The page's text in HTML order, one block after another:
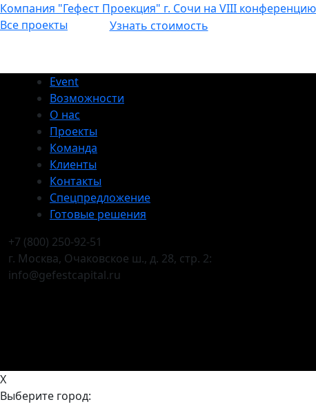
Компания "Гефест Проекция" г. Сочи на VIII конференцию
Все проекты
Узнать стоимость
Event
Возможности
О нас
Проекты
Команда
Клиенты
Контакты
Спецпредложение
Готовые решения
+7 (800) 250-92-51
г. Москва, Очаковское ш., д. 28, стр. 2:
info@gefestcapital.ru
X
Выберите город: